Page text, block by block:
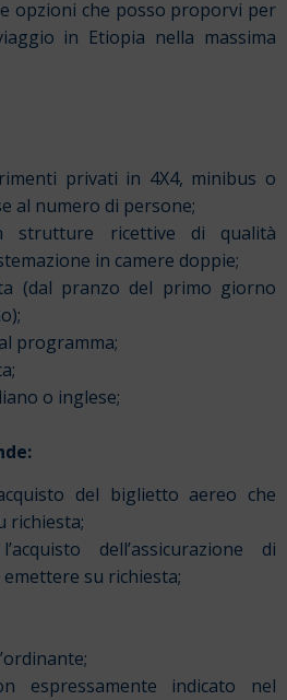
opzioni che posso proporvi per
in Etiopia nella massima
privati in 4X4, minibus o
al numero di persone;
strutture ricettive di qualità
in camere doppie;
(dal pranzo del primo giorno
programma;
o inglese;
del biglietto aereo che
richiesta;
dell’assicurazione di
su richiesta;
espressamente indicato nel